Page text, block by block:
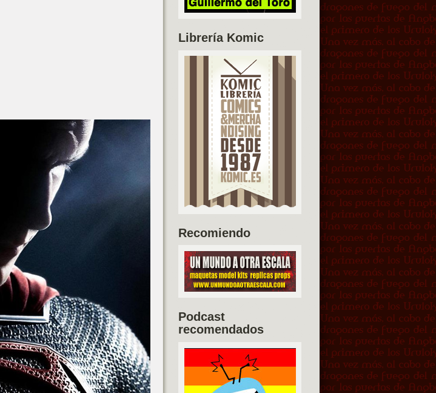
Librería Komic
Recomiendo
Podcast
recomendados